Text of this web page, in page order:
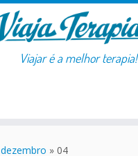
Viajar é a melhor terapia!
dezembro » 04